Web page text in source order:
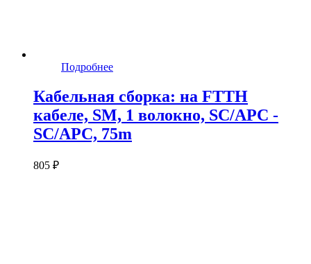
Подробнее
Кабельная сборка: на FTTH
кабеле, SM, 1 волокно, SC/APC -
SC/APC, 75m
805 ₽